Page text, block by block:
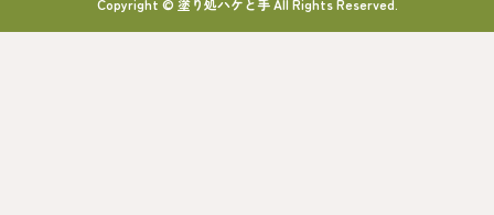
Copyright © 塗り処ハケと手 All Rights Reserved.